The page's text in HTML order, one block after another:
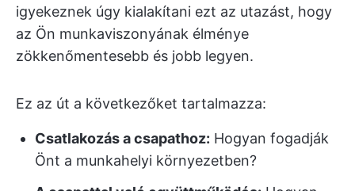
igyekeznek úgy kialakítani ezt az utazást, hogy
az Ön munkaviszonyának élménye
zökkenőmentesebb és jobb legyen.
Ez az út a következőket tartalmazza:
Csatlakozás a csapathoz: Hogyan fogadják
Önt a munkahelyi környezetben?